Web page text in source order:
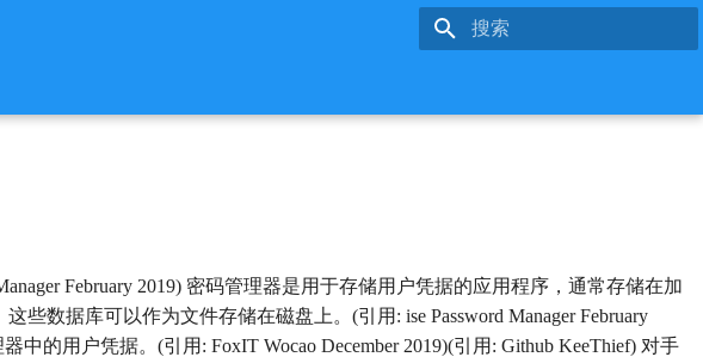
February 2019) 密码管理器是用于存储用户凭据的应用程序，通常存储在加
数据库可以作为文件存储在磁盘上。(引用: ise Password Manager February
的用户凭据。(引用: FoxIT Wocao December 2019)(引用: Github KeeThief) 对手